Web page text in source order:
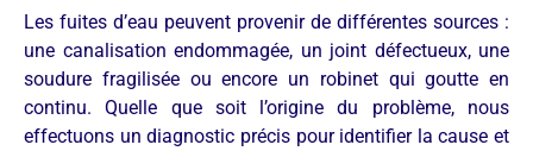
Les fuites d’eau peuvent provenir de différentes sources :
une canalisation endommagée, un joint défectueux, une
soudure fragilisée ou encore un robinet qui goutte en
continu. Quelle que soit l’origine du problème, nous
effectuons un diagnostic précis pour identifier la cause et